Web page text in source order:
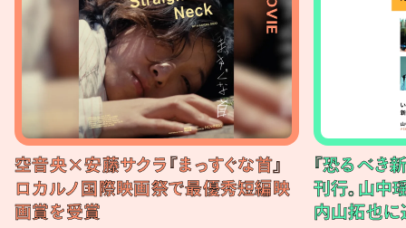
空音央×安藤サクラ『まっすぐな首』
ロカルノ国際映画祭で最優秀短編映
画賞を受賞
『恐るべき
刊行。山中
内山拓也に